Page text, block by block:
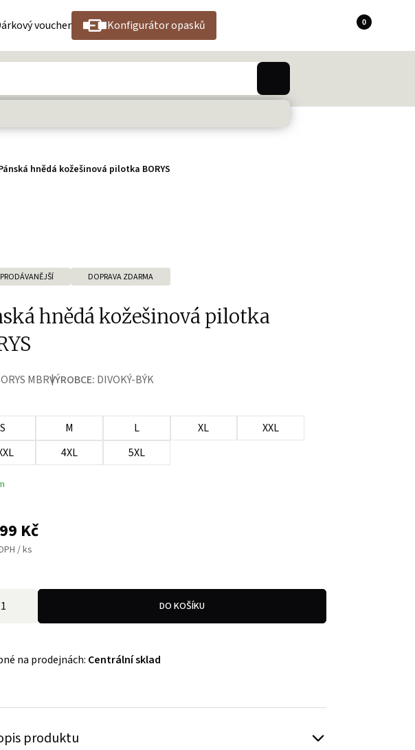
voucher Konfigurátor opasků 0
hnědá kožešinová pilotka BORYS
DOPRAVA ZDARMA
hnědá kožešinová pilotka
MBRVÝROBCE: DIVOKÝ-BÝK
S M L XL
XXL
4XL 5XL
Kč
/ ks
DO KOŠÍKU
na prodejnách: Centrální sklad
produktu